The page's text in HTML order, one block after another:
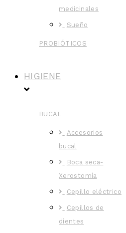
medicinales
Sueño
PROBIÓTICOS
HIGIENE
BUCAL
Accesorios
bucal
Boca seca-
Xerostomía
Cepillo eléctrico
Cepillos de
dientes